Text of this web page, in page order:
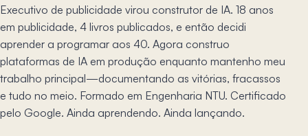
Executivo de publicidade virou construtor de IA. 18 anos
em publicidade, 4 livros publicados, e então decidi
aprender a programar aos 40. Agora construo
plataformas de IA em produção enquanto mantenho meu
trabalho principal—documentando as vitórias, fracassos
e tudo no meio. Formado em Engenharia NTU. Certificado
pelo Google. Ainda aprendendo. Ainda lançando.